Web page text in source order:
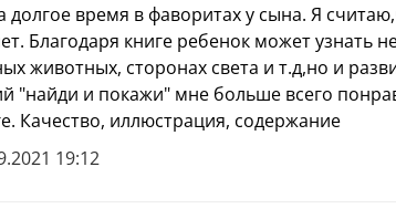
долгое время в фаворитах у сына. Я
Благодаря книге ребенок может узнать
животных, сторонах света и т.д,но и
"найди и покажи" мне больше всего
Качество, иллюстрация, содержание
19:12